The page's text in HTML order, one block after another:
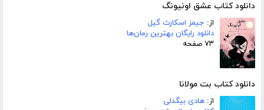
دانلود کتاب عشق اونیونگ
از: جیمز اسکارث گیل
دانلود رایگان بهترین رمان‌ها
۷۳ صفحه
دانلود کتاب بت مولانا
از: هادی بیگدلی